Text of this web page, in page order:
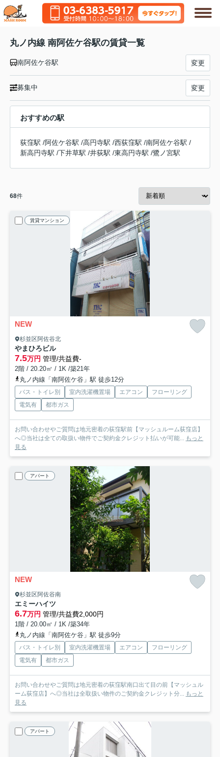
丸ノ内線 南阿佐ケ谷駅の賃貸一覧
南阿佐ケ谷駅 変更
募集中 変更
おすすめの駅
荻窪駅 /阿佐ケ谷駅 /高円寺駅 /西荻窪駅 /南阿佐ケ谷駅 /
新高円寺駅 /下井草駅 /井荻駅 /東高円寺駅 /鷺ノ宮駅
68件
賃貸マンション
NEW
杉並区阿佐谷北
やまひろビル
7.5万円 管理/共益費-
2階 / 20.20㎡ / 1K /築21年
丸ノ内線「南阿佐ケ谷」駅 徒歩12分
バス・トイレ別 室内洗濯機置場 エアコン
フローリング
電気有
都市ガス
お問い合わせやご質問は地元密着の荻窪駅前【マッシュルーム荻窪店】
へ◎当社は全ての取扱い物件でご契約金クレジット払いが可能...
もっと
見る
アパート
NEW
杉並区阿佐谷南
エミーハイツ
6.7万円 管理/共益費2,000円
1階 / 20.00㎡ / 1K /築34年
丸ノ内線「南阿佐ケ谷」駅 徒歩9分
バス・トイレ別 室内洗濯機置場 エアコン
フローリング
電気有
都市ガス
お問い合わせやご質問は地元密着の荻窪駅南口出て目の前【マッシュル
ーム荻窪店】へ◎当社は全取扱い物件のご契約金クレジット分... もっと
見る
アパート